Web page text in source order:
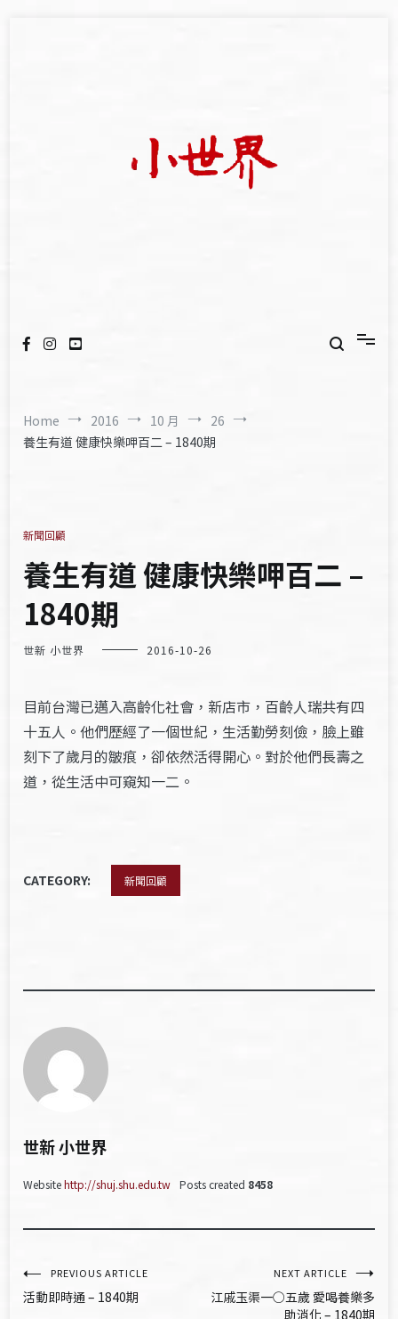
Home 2016 10 月
26
養生有道 健康快樂呷百二 – 1840期
新聞回顧
養生有道 健康快樂呷百二 –
1840期
世新 小世界 2016-10-26
目前台灣已邁入高齡化社會，新店市，百齡人瑞共有四
十五人。他們歷經了一個世紀，生活勤勞刻儉，臉上雖
刻下了歲月的皺痕，卻依然活得開心。對於他們長壽之
道，從生活中可窺知一二。
CATEGORY: 新聞回顧
世新 小世界
Websitehttp://shuj.shu.edu.tw Posts created 8458
文
章
PREVIOUS ARTICLE
活動即時通 – 1840期
NEXT ARTICLE
江戚玉渠一○五歲 愛喝養樂多
助消化 – 1840期